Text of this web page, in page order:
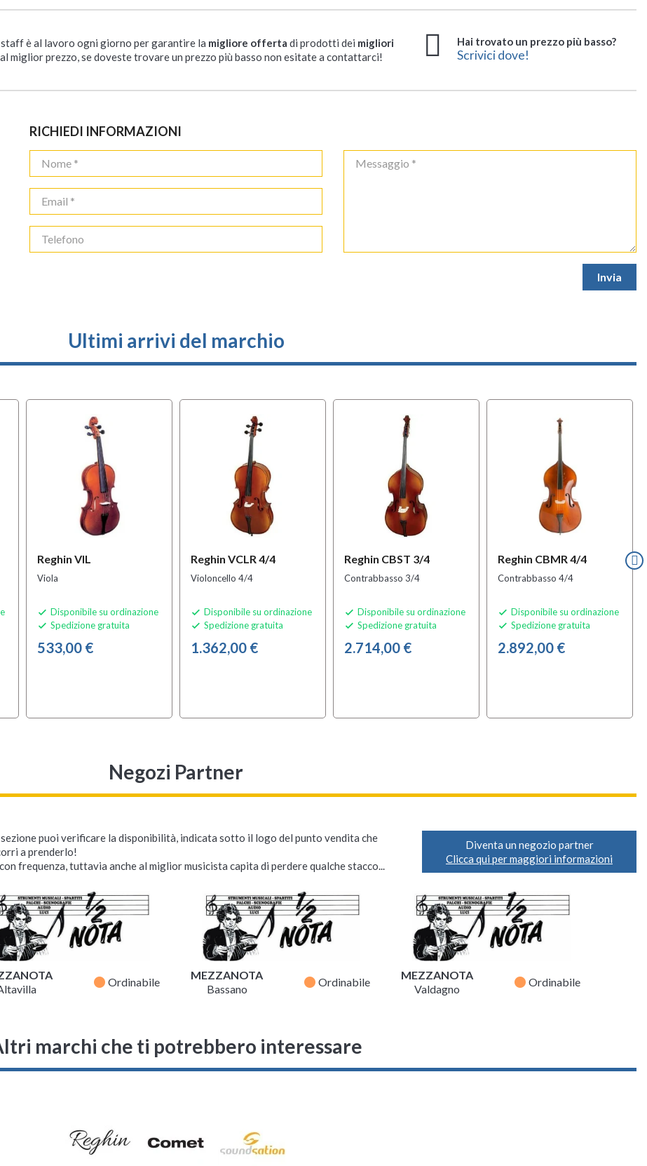
è al lavoro ogni giorno per garantire la migliore offerta di prodotti dei migliori
al miglior prezzo, se doveste trovare un prezzo più basso non esitate a contattarci!
Hai trovato un prezzo più basso?
Scrivici dove!
RICHIEDI INFORMAZIONI
Ultimi arrivi del marchio
Reghin VIL
Viola
 Disponibile su ordinazione
 Spedizione gratuita
533,00 €
Reghin VCLR 4/4
Violoncello 4/4
 Disponibile su ordinazione
 Spedizione gratuita
1.362,00 €
Reghin CBST 3/4
Contrabbasso 3/4
 Disponibile su ordinazione
 Spedizione gratuita
2.714,00 €
Reghin CBMR 4/4
Contrabbasso 4/4
 Disponibile su ordinazione
 Spedizione gratuita
2.892,00 €
Negozi Partner
puoi verificare la disponibilità, indicata sotto il logo del punto vendita che
a prenderlo!
frequenza, tuttavia anche al miglior musicista capita di perdere qualche stacco...
Diventa un negozio partner
Clicca qui per maggiori informazioni
fiber_manual_record Ordinabile
MEZZANOTA
Bassano
fiber_manual_record Ordinabile
MEZZANOTA
Valdagno
fiber_manual_record Ordinabile
marchi che ti potrebbero interessare